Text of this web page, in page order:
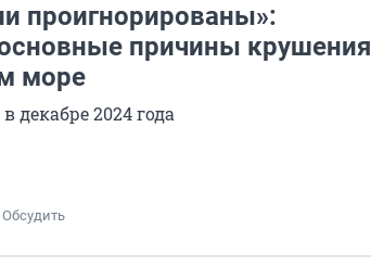
проигнорированы»:
причины крушения
море
декабре 2024 года
Обсудить